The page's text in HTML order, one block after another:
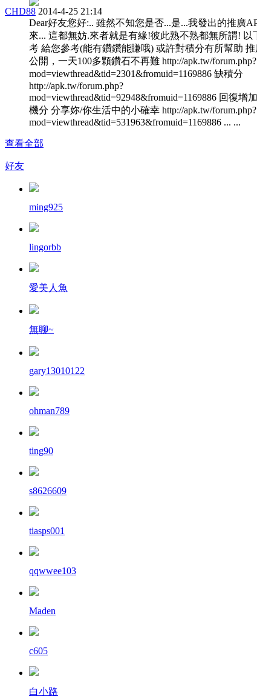
CHD88 2014-4-25 21:14
Dear好友您好:.. 雖然不知您是否...是...我發出的推廣
來... 這都無妨.來者就是有緣!彼此熟不熟都無所謂! 以
考 給您參考(能有鑽鑽能賺哦) 或許對積分有所幫助
公開，一天100多顆鑽石不再難 http://apk.tw/forum.php?
mod=viewthread&tid=2301&fromuid=1169886 缺積分
http://apk.tw/forum.php?
mod=viewthread&tid=92948&fromuid=1169886 回復增
機分 分享妳/你生活中的小確幸 http://apk.tw/forum.php?
mod=viewthread&tid=531963&fromuid=1169886 ... ...
查看全部
好友
ming925
lingorbb
愛美人魚
無聊~
gary13010122
ohman789
ting90
s8626609
tiasps001
qqwwee103
Maden
c605
白小路